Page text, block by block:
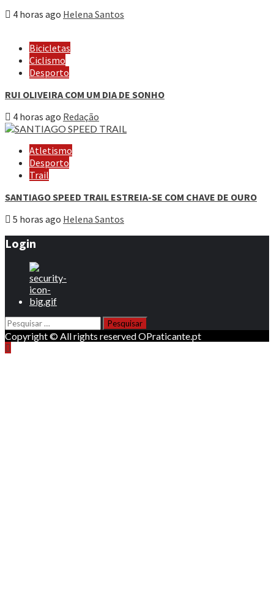
4 horas ago Helena Santos
Bicicletas
Ciclismo
Desporto
RUI OLIVEIRA COM UM DIA DE SONHO
4 horas ago Redação
Atletismo
Desporto
Trail
SANTIAGO SPEED TRAIL ESTREIA-SE COM CHAVE DE OURO
5 horas ago Helena Santos
Login
Pesquisar
por:
Copyright © All rights reserved OPraticante.pt